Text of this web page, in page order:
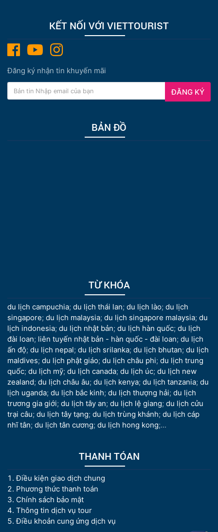
KẾT NỐI VỚI VIETTOURIST
Đăng ký nhận tin khuyến mãi
ĐĂNG KÝ
BẢN ĐỒ
TỪ KHÓA
du lịch campuchia; du lịch thái lan; du lịch lào; du lịch
singapore; du lịch malaysia; du lịch singapore malaysia; du
lịch indonesia; du lịch nhật bản; du lịch hàn quốc; du lịch
đài loan; liên tuyến nhật bản - hàn quốc - đài loan; du lịch
ấn độ; du lịch nepal; du lịch srilanka; du lịch bhutan; du lịch
maldives; du lịch phật giáo; du lịch châu phi; du lịch trung
quốc; du lịch mỹ; du lịch canada; du lịch úc; du lịch new
zealand; du lịch châu âu; du lịch kenya; du lịch tanzania; du
lịch uganda; du lịch bắc kinh; du lịch thượng hải; du lịch
trương gia giới; du lịch tây an; du lịch lệ giang; du lịch cửu
trại câu; du lịch tây tạng; du lịch trùng khánh; du lịch cáp
nhĩ tân; du lịch tân cương; du lịch hong kong;...
THANH TÓAN
Điều kiện giao dịch chung
Phương thức thanh toán
Chính sách bảo mật
Thông tin dịch vụ tour
Điều khoản cung ứng dịch vụ